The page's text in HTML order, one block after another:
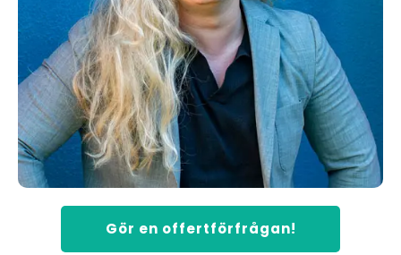
Gör en offertförfrågan!